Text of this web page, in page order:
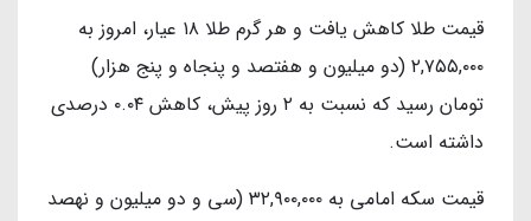
قیمت طلا کاهش یافت و هر گرم طلا ۱۸ عیار، امروز به
۲,۷۵۵,۰۰۰ (دو میلیون و هفتصد و پنجاه و پنج هزار)
تومان رسید که نسبت به ۲ روز پیش، کاهش ۰.۰۴ درصدی
داشته است.
قیمت سکه امامی به ۳۲,۹۰۰,۰۰۰ (سی و دو میلیون و نهصد